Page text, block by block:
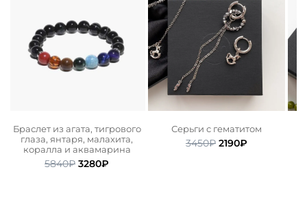
Браслет из агата, тигрового
глаза, янтаря, малахита,
коралла и аквамарина
5840₽ Первоначальная
3280₽
Серьги с гематитом
3450₽ Первоначальная
2190₽